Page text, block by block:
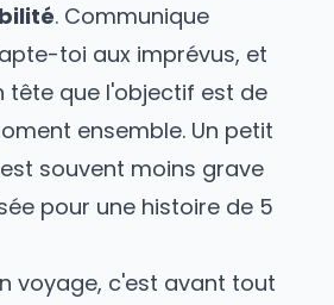
. Communique
toi aux imprévus, et
tête que l'objectif est de
ensemble. Un petit
souvent moins grave
pour une histoire de 5
voyage, c'est avant tout